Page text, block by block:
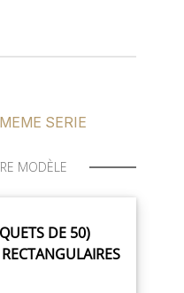
SERIE
MODÈLE
DE 50)